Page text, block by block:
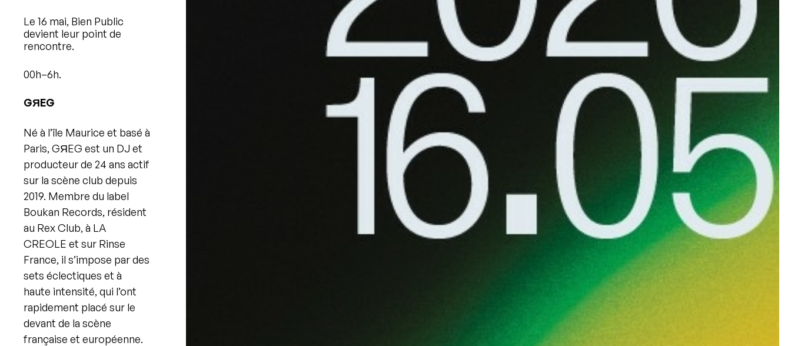
Le 16 mai, Bien Public
devient leur point de
rencontre.
00h–6h.
GЯEG
Né à l’île Maurice et basé à
Paris, GЯEG est un DJ et
producteur de 24 ans actif
sur la scène club depuis
2019. Membre du label
Boukan Records, résident
au Rex Club, à LA
CREOLE et sur Rinse
France, il s’impose par des
sets éclectiques et à
haute intensité, qui l’ont
rapidement placé sur le
devant de la scène
française et européenne.